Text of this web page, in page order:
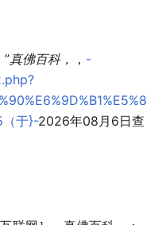
”真佛百科， ， -
（于}-2026年08月6日查